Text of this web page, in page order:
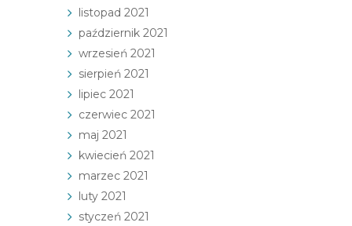
listopad 2021
październik 2021
wrzesień 2021
sierpień 2021
lipiec 2021
czerwiec 2021
maj 2021
kwiecień 2021
marzec 2021
luty 2021
styczeń 2021